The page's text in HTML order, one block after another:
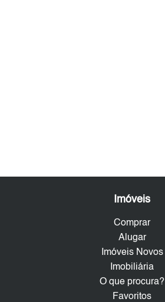
Imóveis
Comprar
Alugar
Imóveis Novos
Imobiliária
O que procura?
Favoritos